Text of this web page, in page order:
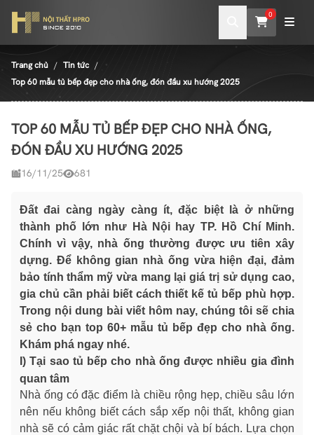
0
Trang chủ
Tin tức
Top 60 mẫu tủ bếp đẹp cho nhà ống, đón đầu xu hướng 2025
TOP 60 MẪU TỦ BẾP ĐẸP CHO NHÀ ỐNG,
ĐÓN ĐẦU XU HƯỚNG 2025
16/11/25 681
Đất đai càng ngày càng ít, đặc biệt là ở những
thành phố lớn như Hà Nội hay TP. Hồ Chí Minh.
Chính vì vậy, nhà ống thường được ưu tiên xây
dựng. Để không gian nhà ống vừa hiện đại, đảm
bảo tính thẩm mỹ vừa mang lại giá trị sử dụng cao,
gia chủ cần phải biết cách thiết kế tủ bếp phù hợp.
Trong nội dung bài viết hôm nay, chúng tôi sẽ chia
sẻ cho bạn top 60+ mẫu tủ bếp đẹp cho nhà ống.
Khám phá ngay nhé.
I) Tại sao tủ bếp cho nhà ống được nhiều gia đình
quan tâm
Nhà ống có đặc điểm là chiều rộng hẹp, chiều sâu lớn
nên nếu không biết cách sắp xếp nội thất, không gian
nhà sẽ có cảm giác rất chặt chội và bí bách. Lựa chọn